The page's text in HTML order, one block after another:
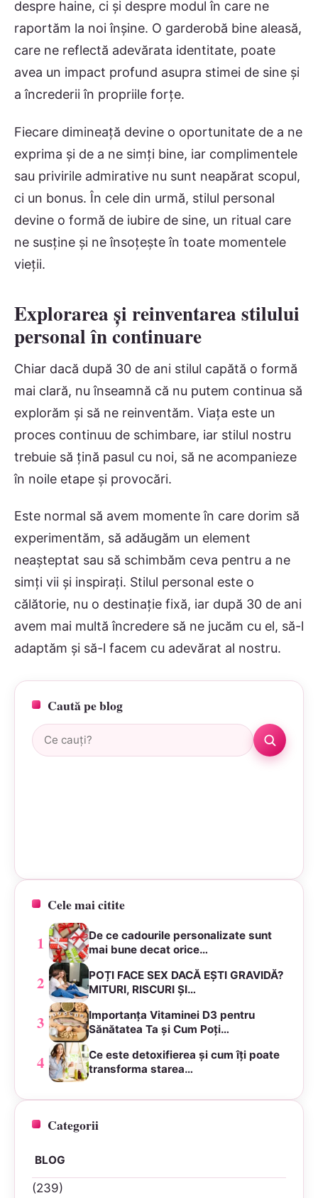
despre haine, ci și despre modul în care ne
raportăm la noi înșine. O garderobă bine aleasă,
care ne reflectă adevărata identitate, poate
avea un impact profund asupra stimei de sine și
a încrederii în propriile forțe.
Fiecare dimineață devine o oportunitate de a ne
exprima și de a ne simți bine, iar complimentele
sau privirile admirative nu sunt neapărat scopul,
ci un bonus. În cele din urmă, stilul personal
devine o formă de iubire de sine, un ritual care
ne susține și ne însoțește în toate momentele
vieții.
Explorarea și reinventarea stilului
personal în continuare
Chiar dacă după 30 de ani stilul capătă o formă
mai clară, nu înseamnă că nu putem continua să
explorăm și să ne reinventăm. Viața este un
proces continuu de schimbare, iar stilul nostru
trebuie să țină pasul cu noi, să ne acompanieze
în noile etape și provocări.
Este normal să avem momente în care dorim să
experimentăm, să adăugăm un element
neașteptat sau să schimbăm ceva pentru a ne
simți vii și inspirați. Stilul personal este o
călătorie, nu o destinație fixă, iar după 30 de ani
avem mai multă încredere să ne jucăm cu el, să-l
adaptăm și să-l facem cu adevărat al nostru.
Caută pe blog
Caută:
Cele mai citite
1
De ce cadourile personalizate sunt
mai bune decat orice…
2
POȚI FACE SEX DACĂ EȘTI GRAVIDĂ?
MITURI, RISCURI ȘI…
3
Importanța Vitaminei D3 pentru
Sănătatea Ta și Cum Poți…
4
Ce este detoxifierea și cum îți poate
transforma starea…
Categorii
BLOG
(239)